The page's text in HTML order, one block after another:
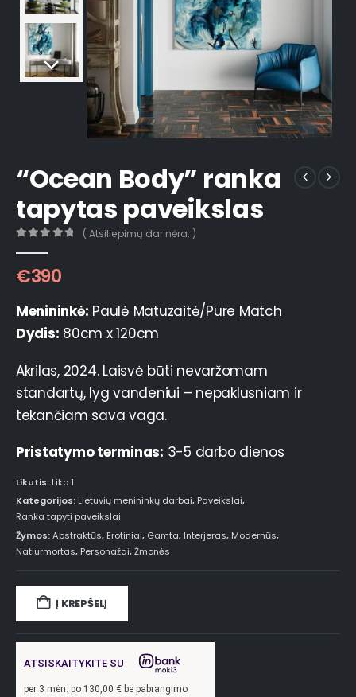
“Ocean Body” ranka
tapytas paveikslas
( Atsiliepimų dar nėra. )
€390
Menininkė: Paulė Matuzaitė/Pure Match
Dydis: 80cm x 120cm
Akrilas, 2024. Laisvė būti nevaržomam
standartų, lyg vandeniui – nepaklusniam ir
tekančiam sava vaga.
Pristatymo terminas: 3-5 darbo dienos
Likutis: Liko 1
Kategorijos: Lietuvių menininkų darbai, Paveikslai,
Ranka tapyti paveikslai
Žymos:Abstraktūs, Erotiniai, Gamta, Interjeras, Modernūs,
Natiurmortas, Personažai,Žmonės
Į KREPŠELĮ
ATSISKAITYKITE SU
per 3 mėn. po 130,00 € be pabrangimo